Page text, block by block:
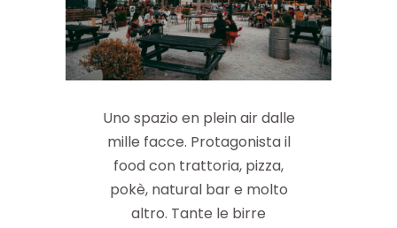
Uno spazio en plein air dalle
mille facce. Protagonista il
food con trattoria, pizza,
pokè, natural bar e molto
altro. Tante le birre